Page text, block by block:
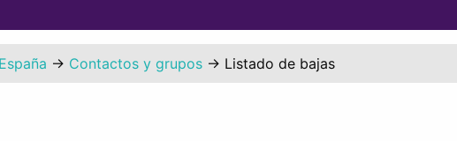
→ Contactos y grupos → Listado de bajas